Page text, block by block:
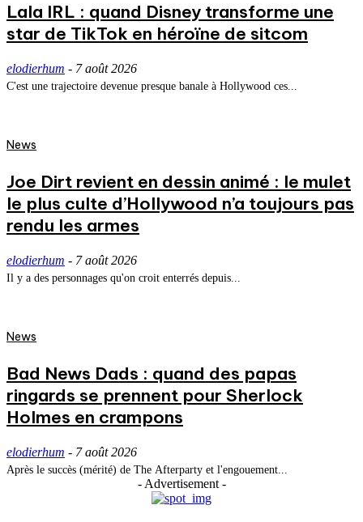
Lala IRL : quand Disney transforme une
star de TikTok en héroïne de sitcom
elodierhum - 7 août 2026
C'est une trajectoire devenue presque banale à Hollywood ces...
News
Joe Dirt revient en dessin animé : le mulet
le plus culte d’Hollywood n’a toujours pas
rendu les armes
elodierhum - 7 août 2026
Il y a des personnages qu'on croit enterrés depuis...
News
Bad News Dads : quand des papas
ringards se prennent pour Sherlock
Holmes en crampons
elodierhum - 7 août 2026
Après le succès (mérité) de The Afterparty et l'engouement...
- Advertisement -